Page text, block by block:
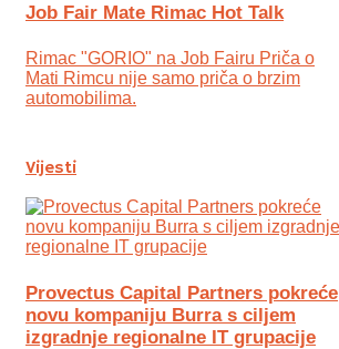
Job Fair Mate Rimac Hot Talk
Rimac "GORIO" na Job Fairu Priča o
Mati Rimcu nije samo priča o brzim
automobilima.
Vijesti
Provectus Capital Partners pokreće
novu kompaniju Burra s ciljem
izgradnje regionalne IT grupacije